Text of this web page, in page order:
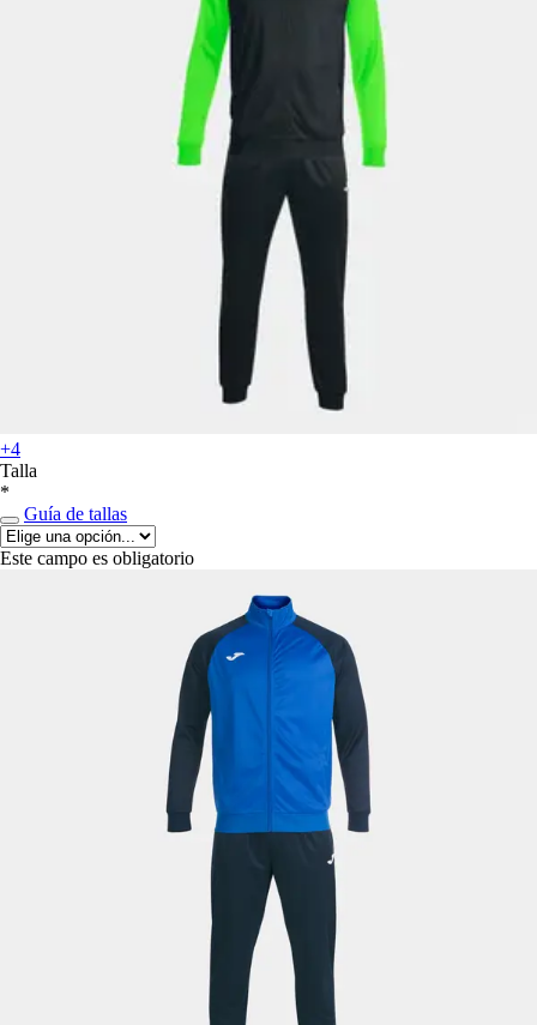
+4
Talla
*
Guía de tallas
Este campo es obligatorio